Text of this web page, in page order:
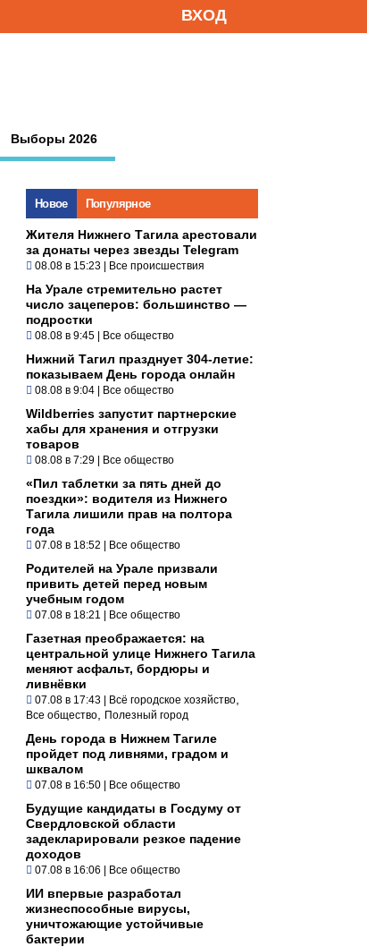
ВХОД
Выборы 2026
Новое Популярное
Жителя Нижнего Тагила арестовали
за донаты через звезды Telegram
08.08 в 15:23 | Все происшествия
На Урале стремительно растет
число зацеперов: большинство —
подростки
08.08 в 9:45 | Все общество
Нижний Тагил празднует 304-летие:
показываем День города онлайн
08.08 в 9:04 | Все общество
Wildberries запустит партнерские
хабы для хранения и отгрузки
товаров
08.08 в 7:29 | Все общество
«Пил таблетки за пять дней до
поездки»: водителя из Нижнего
Тагила лишили прав на полтора
года
07.08 в 18:52 | Все общество
Родителей на Урале призвали
привить детей перед новым
учебным годом
07.08 в 18:21 | Все общество
Газетная преображается: на
центральной улице Нижнего Тагила
меняют асфальт, бордюры и
ливнёвки
07.08 в 17:43 | Всё городское хозяйство
Все общество Полезный город
День города в Нижнем Тагиле
пройдет под ливнями, градом и
шквалом
07.08 в 16:50 | Все общество
Будущие кандидаты в Госдуму от
Свердловской области
задекларировали резкое падение
доходов
07.08 в 16:06 | Все общество
ИИ впервые разработал
жизнеспособные вирусы,
уничтожающие устойчивые
бактерии